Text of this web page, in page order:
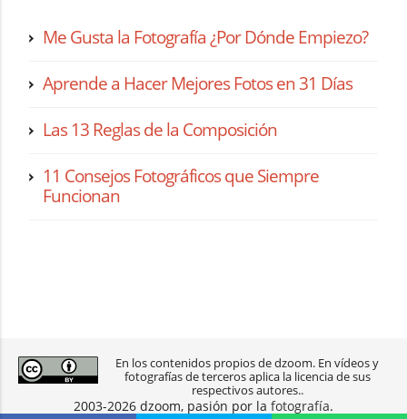
Me Gusta la Fotografía ¿Por Dónde Empiezo?
Aprende a Hacer Mejores Fotos en 31 Días
Las 13 Reglas de la Composición
11 Consejos Fotográficos que Siempre
Funcionan
En los contenidos propios de dzoom. En vídeos y
fotografías de terceros aplica la licencia de sus
respectivos autores..
2003-2026 dzoom, pasión por la fotografía.